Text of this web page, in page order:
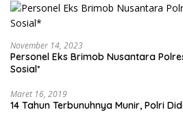
November 14, 2023
Personel Eks Brimob Nusantara
Sosial*
Maret 16, 2019
14 Tahun Terbunuhnya Munir, Polri